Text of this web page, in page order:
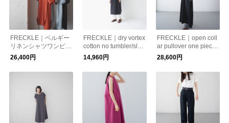
FRECKLE｜ベルギー
リネンシャツワンピー
ス/4色展開
26,400円
FRECKLE｜dry vortex
cotton no tumbler/slee
veless dress/3色展開
14,960円
FRECKLE｜open coll
ar pullover one piece/
black.lime2色展開/シ
ャツワンピース
28,600円